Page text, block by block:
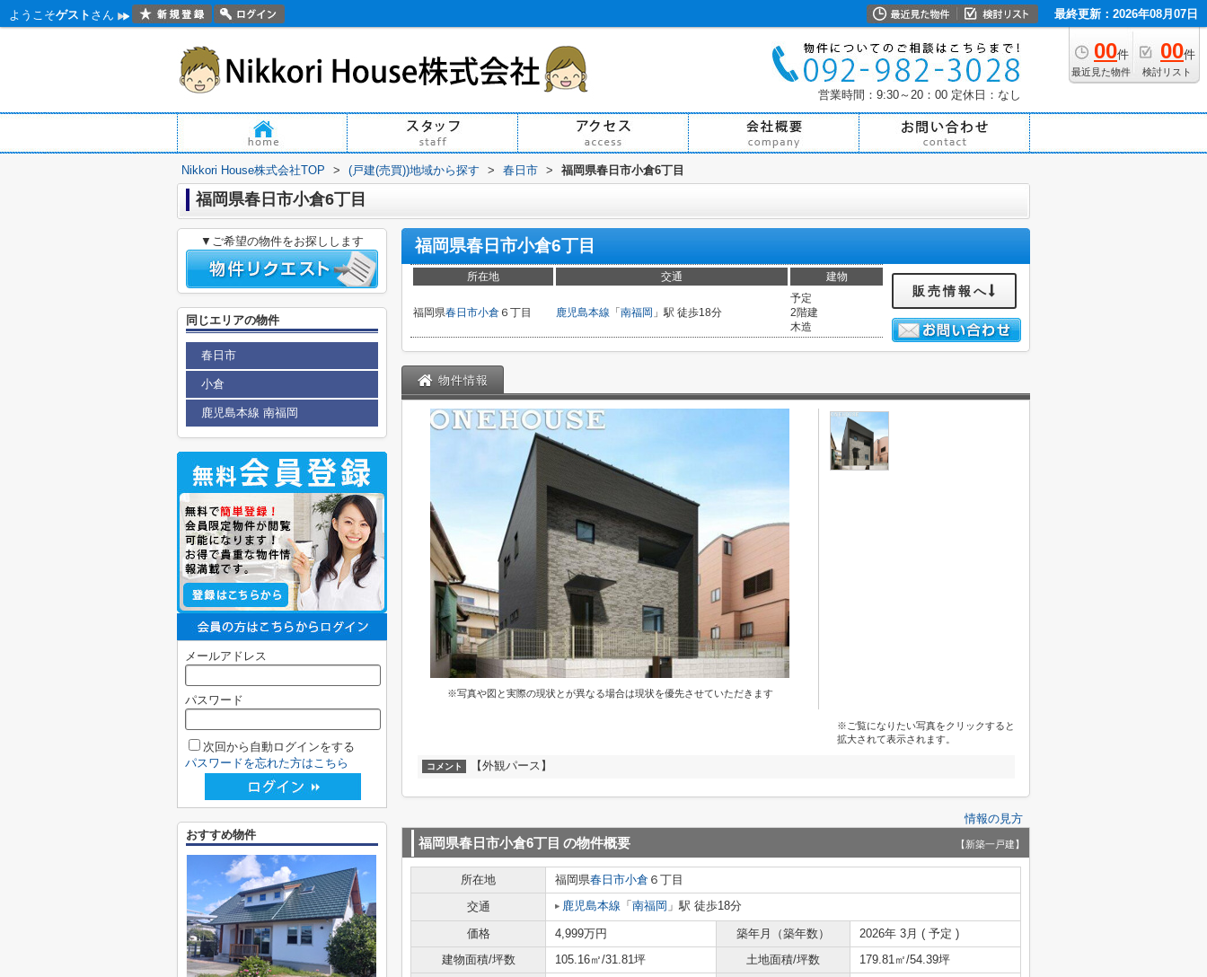
ようこそゲスト さん 最終更新：2026年08月07日
00件
最近見た物件
00件
検討リスト
営業時間：9:30～20：00 定休日：なし
Nikkori House株式会社TOP > (戸建(売買))地域から探す > 春日市 > 福岡県春日市小倉6丁目
福岡県春日市小倉6丁目
福岡県春日市小倉6丁目
所在地 交通 建物
福岡県春日市小倉 ６丁目 鹿児島本線 「 南福岡 」駅 徒歩18分
予定
2階建
木造
販売情報へ
物件情報
※写真や図と実際の現状とが異なる場合は現状を優先させていただきます
※ご覧になりたい写真をクリックすると
拡大されて表示されます。
コメント 【外観パース】
情報の見方
福岡県春日市小倉6丁目 の物件概要 【新築一戸建】
所在地 福岡県春日市小倉 ６丁目
交通
鹿児島本線 「 南福岡 」駅 徒歩18分
価格 4,999万円 築年月（築年数）
2026年 3月 ( 予定 )
建物面積/坪数
105.16㎡/31.81坪 土地面積/坪数
179.81㎡/54.39坪
▼ご希望の物件をお探しします
同じエリアの物件
春日市
小倉
鹿児島本線 南福岡
メールアドレス
パスワード
次回から自動ログインをする
パスワードを忘れた方はこちら
おすすめ物件